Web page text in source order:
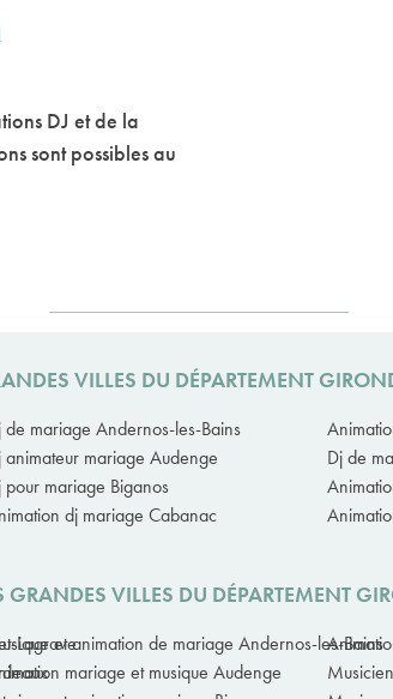
DJ et de la
sont possibles au
VILLES DU DÉPARTEMENT
de mariage Andernos-les-Bains
animateur mariage Audenge
Dj de
pour mariage Biganos
dj mariage Cabanac
VILLES DU DÉPARTEMENT
Lagraveet animation de mariage Andernos-les-Bains
mariage et musique Audenge